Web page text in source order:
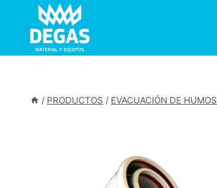
contenido
/ PRODUCTOS / EVACUACIÓN DE HUMOS